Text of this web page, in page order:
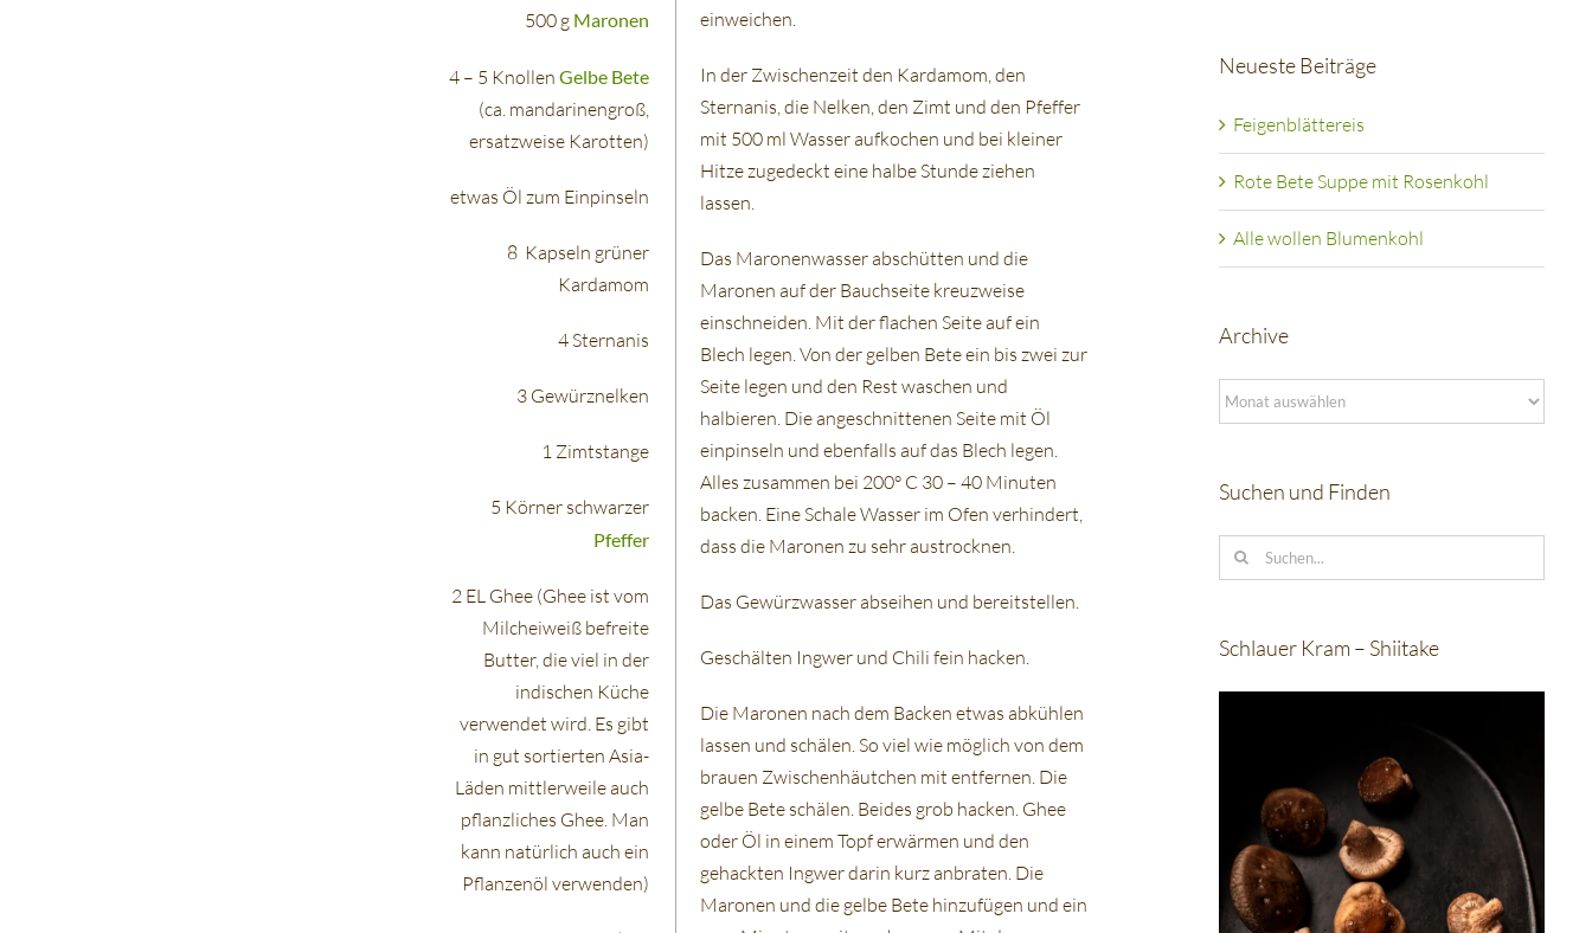
500 g Maronen
4 – 5 Knollen Gelbe Bete
(ca. mandarinengroß,
ersatzweise Karotten)
etwas Öl zum Einpinseln
8 Kapseln grüner
Kardamom
4 Sternanis
3 Gewürznelken
1 Zimtstange
5 Körner schwarzer
Pfeffer
2 EL Ghee (Ghee ist vom
Milcheiweiß befreite
Butter, die viel in der
indischen Küche
verwendet wird. Es gibt
in gut sortierten Asia-
Läden mittlerweile auch
pflanzliches Ghee. Man
kann natürlich auch ein
Pflanzenöl verwenden)
einweichen.
In der Zwischenzeit den Kardamom, den
Sternanis, die Nelken, den Zimt und den Pfeffer
mit 500 ml Wasser aufkochen und bei kleiner
Hitze zugedeckt eine halbe Stunde ziehen
lassen.
Das Maronenwasser abschütten und die
Maronen auf der Bauchseite kreuzweise
einschneiden. Mit der flachen Seite auf ein
Blech legen. Von der gelben Bete ein bis zwei zur
Seite legen und den Rest waschen und
halbieren. Die angeschnittenen Seite mit Öl
einpinseln und ebenfalls auf das Blech legen.
Alles zusammen bei 200° C 30 – 40 Minuten
backen. Eine Schale Wasser im Ofen verhindert,
dass die Maronen zu sehr austrocknen.
Das Gewürzwasser abseihen und bereitstellen.
Geschälten Ingwer und Chili fein hacken.
Die Maronen nach dem Backen etwas abkühlen
lassen und schälen. So viel wie möglich von dem
brauen Zwischenhäutchen mit entfernen. Die
gelbe Bete schälen. Beides grob hacken. Ghee
oder Öl in einem Topf erwärmen und den
gehackten Ingwer darin kurz anbraten. Die
Maronen und die gelbe Bete hinzufügen und ein
Neueste Beiträge
Feigenblättereis
Rote Bete Suppe mit Rosenkohl
Alle wollen Blumenkohl
Archive
Archive
Suchen und Finden
Suche
nach:
Schlauer Kram – Shiitake